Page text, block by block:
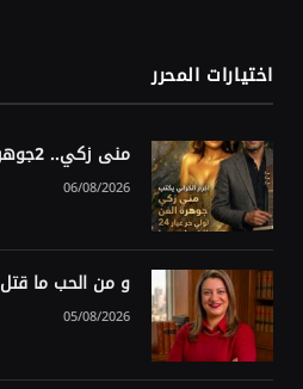
اختيارات المحرر
منى زكي.. 2جوهرة الفن بعيار 24
06/08/2026
و من الحب ما قتل
05/08/2026